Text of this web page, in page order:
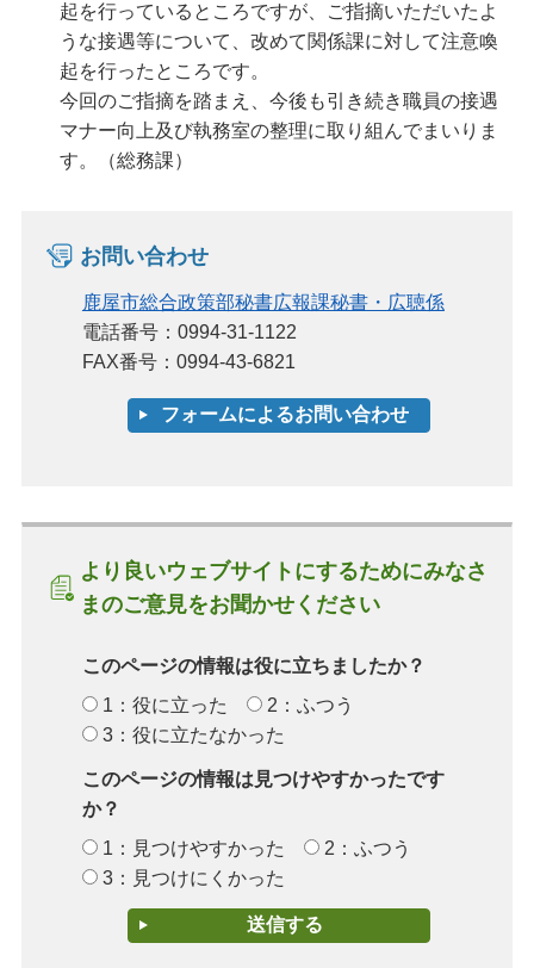
起を行っているところですが、ご指摘いただいたよ
うな接遇等について、改めて関係課に対して注意喚
起を行ったところです。
今回のご指摘を踏まえ、今後も引き続き職員の接遇
マナー向上及び執務室の整理に取り組んでまいりま
す。（総務課）
お問い合わせ
鹿屋市総合政策部秘書広報課秘書・広聴係
電話番号：0994-31-1122
FAX番号：0994-43-6821
より良いウェブサイトにするためにみなさ
まのご意見をお聞かせください
このページの情報は役に立ちましたか？
1：役に立った
2：ふつう
3：役に立たなかった
このページの情報は見つけやすかったです
か？
1：見つけやすかった
2：ふつう
3：見つけにくかった